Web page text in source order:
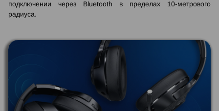
подключении через Bluetooth в пределах 10-метрового
радиуса.